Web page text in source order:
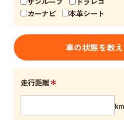
カーナビ
本革シート
車の状態を教
走行距離＊
km